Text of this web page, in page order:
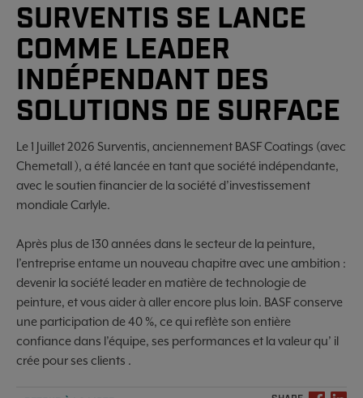
SURVENTIS SE LANCE
COMME LEADER
INDÉPENDANT DES
SOLUTIONS DE SURFACE
Le 1 Juillet 2026 Surventis, anciennement BASF Coatings (avec
Chemetall ), a été lancée en tant que société indépendante,
avec le soutien financier de la société d’investissement
mondiale Carlyle.
Après plus de 130 années dans le secteur de la peinture,
l’entreprise entame un nouveau chapitre avec une ambition :
devenir la société leader en matière de technologie de
peinture, et vous aider à aller encore plus loin. BASF conserve
une participation de 40 %, ce qui reflète son entière
confiance dans l’équipe, ses performances et la valeur qu’ il
crée pour ses clients .